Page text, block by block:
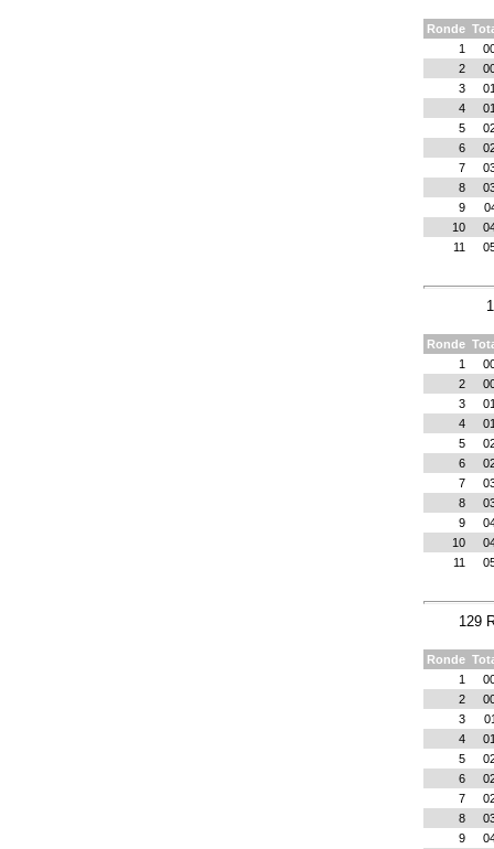
Ronde
1
2
3
4
5
6
7
8
9
10
11
Ronde
1
2
3
4
5
6
7
8
9
10
11
129
Ronde
1
2
3
4
5
6
7
8
9